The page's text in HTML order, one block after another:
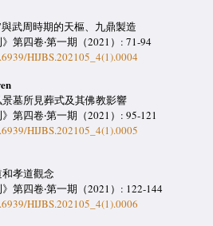
武周時期的天樞、九鼎製造
第四卷‧第一期（2021）: 71-94
HIJBS.202105_4(1).0004
墓所見葬式及其佛教影響
第四卷‧第一期（2021）: 95-121
HIJBS.202105_4(1).0005
孝道觀念
第四卷‧第一期（2021）: 122-144
HIJBS.202105_4(1).0006